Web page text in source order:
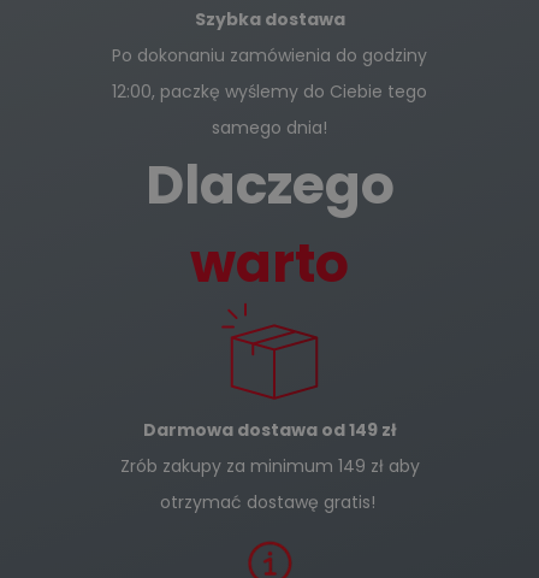
Szybka dostawa
Po dokonaniu zamówienia do godziny
12:00, paczkę wyślemy do Ciebie tego
samego dnia!
Dlaczego
warto
Darmowa dostawa od 149 zł
Zrób zakupy za minimum 149 zł aby
otrzymać dostawę gratis!